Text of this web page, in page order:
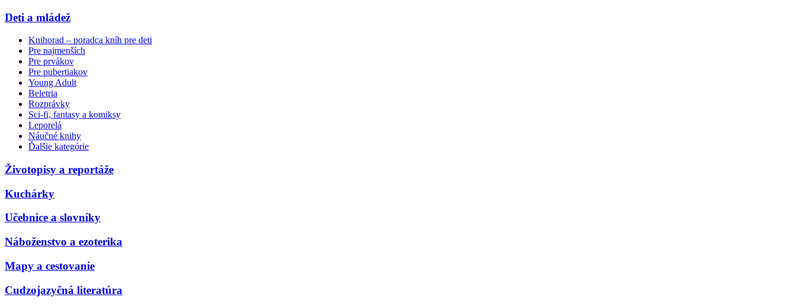
Deti a mládež
Knihorad – poradca kníh pre deti
Pre najmenších
Pre prvákov
Pre pubertiakov
Young Adult
Beletria
Rozprávky
Sci-fi, fantasy a komiksy
Leporelá
Náučné knihy
Ďalšie kategórie
Životopisy a reportáže
Kuchárky
Učebnice a slovníky
Náboženstvo a ezoterika
Mapy a cestovanie
Cudzojazyčná literatúra